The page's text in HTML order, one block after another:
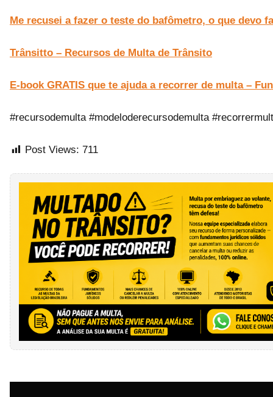
Me recusei a fazer o teste do bafômetro, o que devo
Trânsitto – Recursos de Multa de Trânsito
E-book GRATIS que te ajuda a recorrer de multa –
#recursodemulta #modeloderecursodemulta
Post Views: 711